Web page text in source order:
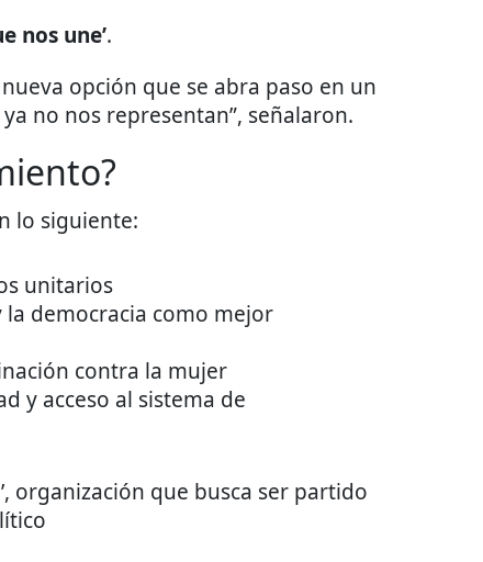
nos une’.
opción que se abra paso en un
no nos representan”, señalaron.
lo siguiente:
unitarios
democracia como mejor
contra la mujer
y acceso al sistema de
organización que busca ser partido